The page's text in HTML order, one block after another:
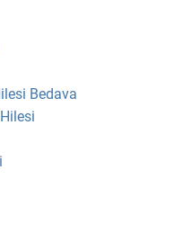
Bedava